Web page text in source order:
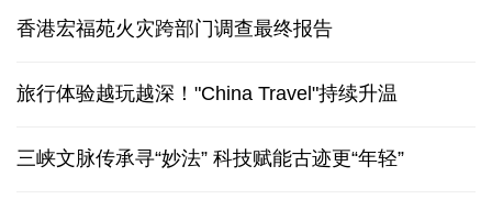
香港宏福苑火灾跨部门调查最终报告
旅行体验越玩越深！"China Travel"持续升温
三峡文脉传承寻“妙法” 科技赋能古迹更“年轻”